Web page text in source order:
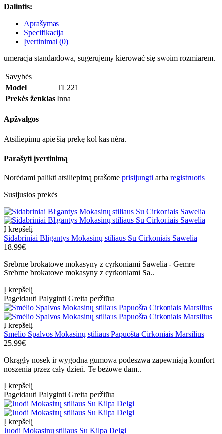
Dalintis:
Aprašymas
Specifikacija
Įvertinimai (0)
umeracja standardowa, sugerujemy kierować się swoim rozmiarem.
Savybės
Model
TL221
Prekės ženklas Inna
Apžvalgos
Atsiliepimų apie šią prekę kol kas nėra.
Parašyti įvertinimą
Norėdami palikti atsiliepimą prašome prisijungti arba registruotis
Susijusios prekės
Į krepšelį
Sidabriniai Bligantys Mokasinų stiliaus Su Cirkoniais Sawelia
18.99€
Srebrne brokatowe mokasyny z cyrkoniami Sawelia - Gemre
Srebrne brokatowe mokasyny z cyrkoniami Sa..
Į krepšelį
Pageidauti Palyginti Greita peržiūra
Į krepšelį
Smėlio Spalvos Mokasinų stiliaus Papuošta Cirkoniais Marsilius
25.99€
Okrągły nosek ir wygodna gumowa podeszwa zapewniają komfort
noszenia przez cały dzień. Te beżowe dam..
Į krepšelį
Pageidauti Palyginti Greita peržiūra
Į krepšelį
Juodi Mokasinų stiliaus Su Kilpa Delgi